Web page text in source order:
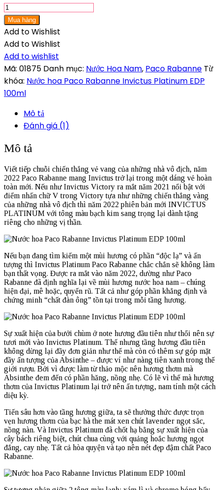
Nước
hoa
Paco
Rabanne
Invictus
Platinum
EDP
100ml
lượng
Mua hàng
Add to Wishlist
Add to Wishlist
Add to wishlist
Mã: 01875 Danh mục: Nước Hoa Nam, Paco Rabanne Từ
khóa: Nước hoa Paco Rabanne Invictus Platinum EDP
100ml
Mô tả
Đánh giá (1)
Mô tả
Viết tiếp chuỗi chiến thắng vẻ vang của những nhà vô địch, năm
2022 Paco Rabanne mang Invictus trở lại trong một dáng vẻ hoàn
toàn mới. Nếu như Invictus Victory ra mắt năm 2021 nổi bật với
điểm nhấn chữ V trong Victory tựa như những chiến thắng vàng
của những nhà vô địch thì năm 2022 phiên bản mới INVICTUS
PLATINUM với tông màu bạch kim sang trọng lại dành tặng
riêng cho những vị thần.
Nếu bạn đang tìm kiếm một mùi hương có phần “độc lạ” và ấn
tượng thì Invictus Platinum Paco Rabanne chắc chắn sẽ không làm
bạn thất vọng. Được ra mắt vào năm 2022, dường như Paco
Rabanne đã định nghĩa lại về mùi hương nước hoa nam – chúng
hiện đại, mê hoặc, quyến rũ. Tất cả như góp phần khẳng định và
chứng minh “chất đàn ông” tồn tại trong mỗi tầng hương.
Sự xuất hiện của bưởi chùm ở note hương đầu tiên như thổi nên sự
tươi mới vào Invictus Platinum. Thế nhưng tầng hương đầu tiên
không dừng lại đầy đơn giản như thế mà còn có thêm sự góp mặt
đầy ấn tượng của Absinthe – được ví như nàng tiên xanh trong thế
giới rượu. Bởi vì được làm từ thảo mộc nên hương thơm mà
Absinthe đem đến có phần hăng, nồng nhẹ. Có lẽ vì thế mà hương
thơm của Invictus Platinum lại trở nên ấn tượng, nam tính một cách
diệu kỳ.
Tiến sâu hơn vào tầng hương giữa, ta sẽ thưởng thức được trọn
vẹn hương thơm của bạc hà the mát xen chút lavender ngọt sắc,
nồng nàn. Và Invictus Platinum đã chốt hạ bằng sự xuất hiện của
cây bách riêng biệt, chút chua cùng với quảng hoắc hương ngọt
đắng, cay nhẹ. Tất cả hòa quyện và tạo nên nét đẹp đậm chất Paco
Rabanne.